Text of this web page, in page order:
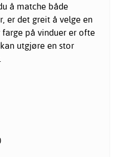
å matche både
er det greit å velge en
farge på vinduer er ofte
utgjøre en stor